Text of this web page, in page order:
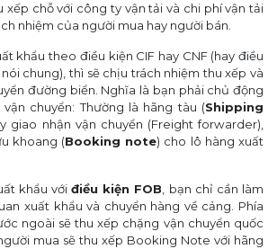
xếp chỗ với công ty vận tải và chi phí vận tải
nhiệm của người mua hay người bán.
khẩu theo điều kiện CIF hay CNF (hay điều
chung), thì sẽ chịu trách nhiệm thu xếp và
đường biển. Nghĩa là bạn phải chủ động
chuyển: Thường là hãng tàu (Shipping
giao nhận vận chuyển (Freight forwarder),
khoang (Booking note) cho lô hàng xuất
khẩu vớiđiều kiện FOB, bạn chỉ cần làm
xuất khẩu và chuyển hàng về cảng. Phía
ngoài sẽ thu xếp chặng vận chuyển quốc
mua sẽ thu xếp Booking Note với hãng